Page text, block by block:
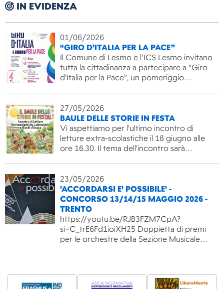
IN EVIDENZA
01/06/2026
“GIRO D’ITALIA PER LA PACE”
Il Comune di Lesmo e l’ICS Lesmo invitano
tutta la cittadinanza a partecipare a “Giro
d’Italia per la Pace”, un pomeriggio…
27/05/2026
BAULE DELLE STORIE IN FESTA
Vi aspettiamo per l'ultimo incontro di
letture extra-scolastiche il 18 giugno alle
ore 16.30. Il tema dell'incontro sarà…
23/05/2026
'ACCORDARSI E' POSSIBILE' -
CONCORSO 13/14/15 MAGGIO 2026 -
TRENTO
https://youtu.be/RJB3FZM7CpA?
si=C_trE6Fd1ioiXH25 Doppietta di premi
per le orchestre della Sezione Musicale…